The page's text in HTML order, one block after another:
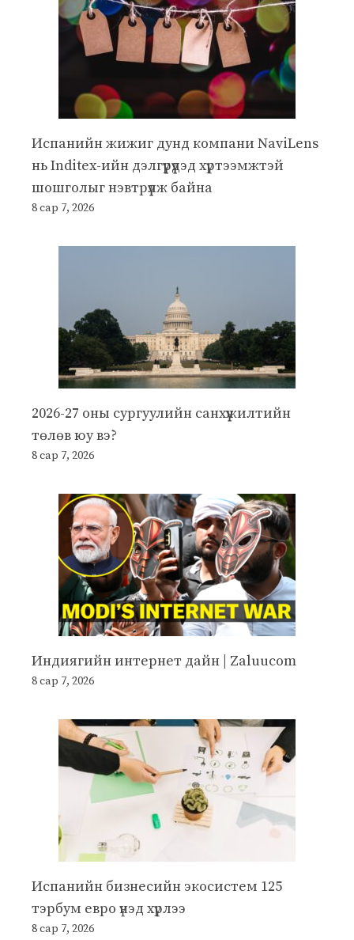
Испанийн жижиг дунд компани NaviLens
нь Inditex-ийн дэлгүүрүүдэд хүртээмжтэй
шошголыг нэвтрүүлж байна
8 сар 7, 2026
2026-27 оны сургуулийн санхүүжилтийн
төлөв юу вэ?
8 сар 7, 2026
Индиягийн интернет дайн | Zaluucom
8 сар 7, 2026
Испанийн бизнесийн экосистем 125
тэрбум евро үнэд хүрлээ
8 сар 7, 2026